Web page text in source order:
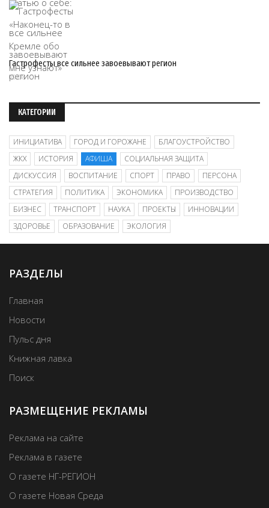
Гастрофесты все сильнее завоевывают регион
09/08
КАТЕГОРИИ
ИНИЦИАТИВА ГОРОД И ГОРОЖАНЕ
БЛАГОУСТРОЙСТВО
ЖКХ
ИСТОРИЯ АФИША
СОЦИАЛЬНАЯ ЗАЩИТА
ДИСКУССИЯ
ВОСПИТАНИЕ СПОРТ ПРАВО
ПЕРСОНА
СТРАТЕГИЯ
ПОЛИТИКА ЭКОНОМИКА
ПРОИЗВОДСТВО
БИЗНЕС
ТРАНСПОРТ НАУКА ПРОЕКТЫ
ИННОВАЦИИ
ЗДОРОВЬЕ
ОБРАЗОВАНИЕ ЭКОЛОГИЯ
РАЗДЕЛЫ
Главная
Новости
Пульс дня
Книжная лавка
Поиск
РАЗМЕЩЕНИЕ РЕКЛАМЫ
Реклама на сайте
Реклама в газете
О газете НГ-РЕГИОН
О газете Новая Среда